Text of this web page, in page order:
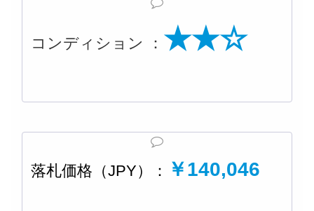
コンディション ： ★★☆
落札価格（JPY）： ￥140,046